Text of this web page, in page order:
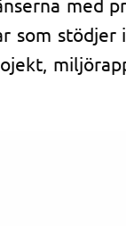
som stödjer